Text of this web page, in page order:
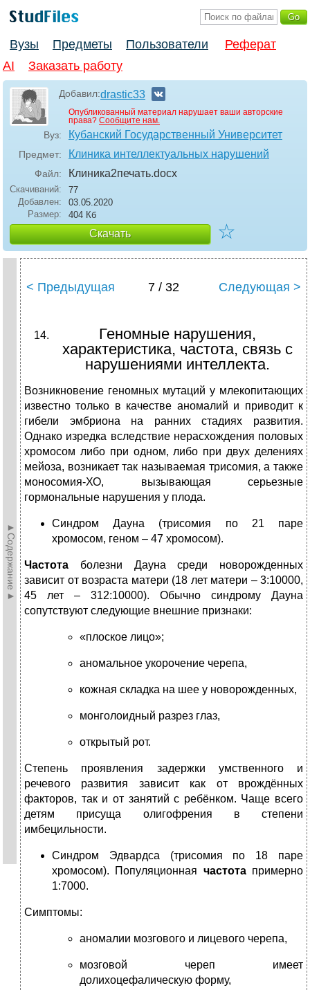
Вузы Предметы Пользователи
Реферат
AI
Заказать работу
Добавил:drastic33
Опубликованный материал нарушает ваши авторские
права? Сообщите нам.
Вуз: Кубанский Государственный Университет
Предмет: Клиника интеллектуальных нарушений
Файл: Клиника2печать.docx
Скачиваний:
77
Добавлен:
03.05.2020
Размер:
404 Кб
Скачать ☆
►Содержание►
< Предыдущая 7 / 32 Следующая >
Геномные нарушения,
характеристика, частота, связь с
нарушениями интеллекта.
Возникновение геномных мутаций у млекопитающих
известно только в качестве аномалий и приводит к
гибели эмбриона на ранних стадиях развития.
Однако изредка вследствие нерасхождения половых
хромосом либо при одном, либо при двух делениях
мейоза, возникает так называемая трисомия, а также
моносомия-ХО, вызывающая серьезные
гормональные нарушения у плода.
Синдром Дауна (трисомия по 21 паре
хромосом, геном – 47 хромосом).
Частота болезни Дауна среди новорожденных
зависит от возраста матери (18 лет матери – 3:10000,
45 лет – 312:10000). Обычно синдрому Дауна
сопутствуют следующие внешние признаки:
«плоское лицо»;
аномальное укорочение черепа,
кожная складка на шее у новорожденных,
монголоидный разрез глаз,
открытый рот.
Степень проявления задержки умственного и
речевого развития зависит как от врождённых
факторов, так и от занятий с ребёнком. Чаще всего
детям присуща олигофрения в степени
имбецильности.
Синдром Эдвардса (трисомия по 18 паре
хромосом). Популяционная частотапримерно
1:7000.
Симптомы:
аномалии мозгового и лицевого черепа,
мозговой череп имеет
долихоцефалическую форму,